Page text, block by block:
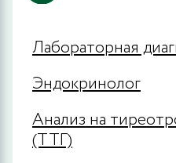
Лабораторная
Эндокринолог
Анализ на
(ТТГ)